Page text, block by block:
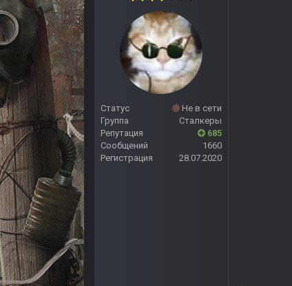
Статус
Не в сети
Группа
Сталкеры
Репутация
685
Сообщений
1660
Регистрация
28.07.2020